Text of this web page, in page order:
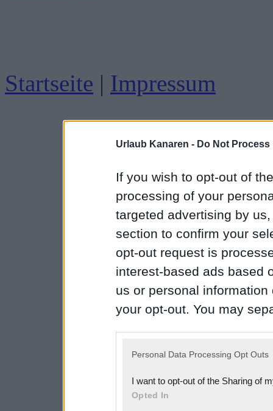
Urlaub Kanaren - Do Not
If you wish to opt-out of
processing of your
targeted advertising by
section to confirm your
opt-out request is
interest-based ads based
us or personal
your opt-out. You may
Downstream Participants
third parties.
Personal Data Processing Opt Outs
I want to opt-out of the Sharing of
Opted In
Startseite | Impressum